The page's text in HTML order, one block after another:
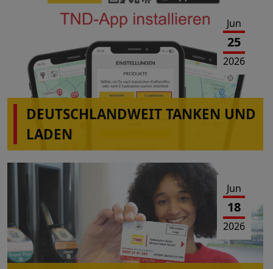
neuen Look!
Jun
25
2026
DEUTSCHLANDWEIT TANKEN UND
LADEN
Jun
18
2026